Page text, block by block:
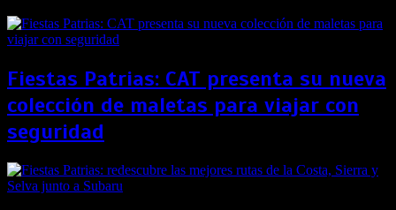
Fiestas Patrias: CAT presenta su nueva
colección de maletas para viajar con
seguridad